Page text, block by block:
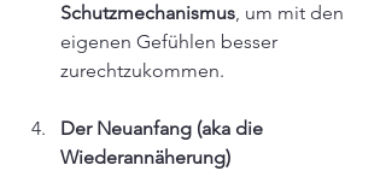
Schutzmechanismus, um mit den
eigenen Gefühlen besser
zurechtzukommen.
Der Neuanfang (aka die
Wiederannäherung)